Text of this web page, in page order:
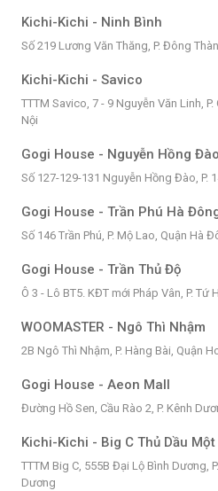
Kichi-Kichi - Ninh Bình
Số 219 Lương Văn Thăng, P. Đông
Kichi-Kichi - Savico
TTTM Savico, 7 - 9 Nguyễn Văn Linh,
Nội
Gogi House - Nguyễn Hồng Đào
Số 127-129-131 Nguyễn Hồng Đào, P.
Gogi House - Trần Phú Hà
Số 146 Trần Phú, P. Mộ Lao, Quận Hà
Gogi House - Trần Thủ Độ
Ô 3 - Lô BT5. KĐT mới Pháp Vân, P. Tứ
WOOMASTER - Ngô Thì Nhậm
2B Ngô Thì Nhậm, P. Hàng Bài, Quận
Gogi House - Aeon Mall
Đường Hồ Sen, Cầu Rào 2, P. Kênh
Kichi-Kichi - Big C Thủ Dầu Một
TTTM Big C, 555B Đại Lộ Bình Dương,
Dương